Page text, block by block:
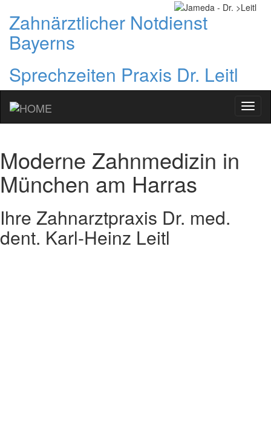
Zahnärztlicher Notdienst
Bayerns
Sprechzeiten Praxis Dr. Leitl
Ihr
Moderne Zahnmedizin in
München am Harras
Ihre Zahnarztpraxis Dr. med.
dent. Karl-Heinz Leitl